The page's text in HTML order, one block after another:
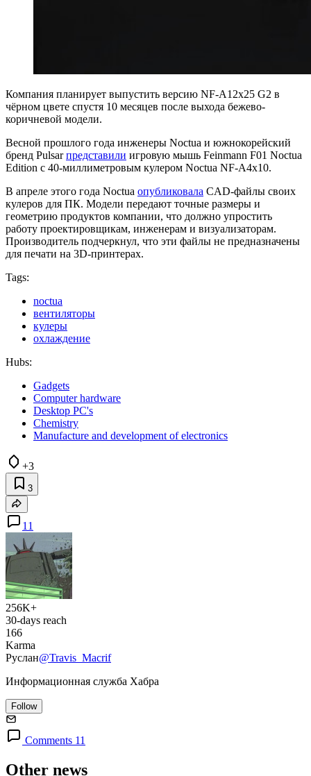
Компания планирует выпустить версию NF-A12x25 G2 в
чёрном цвете спустя 10 месяцев после выхода бежево-
коричневой модели.
Весной прошлого года инженеры Noctua и южнокорейский
бренд Pulsarпредставили игровую мышь Feinmann F01 Noctua
Edition с 40-миллиметровым кулером Noctua NF-A4x10.
В апреле этого года Noctua опубликовала CAD-файлы своих
кулеров для ПК. Модели передают точные размеры и
геометрию продуктов компании, что должно упростить
работу проектировщикам, инженерам и визуализаторам.
Производитель подчеркнул, что эти файлы не предназначены
для печати на 3D-принтерах.
Tags:
noctua
вентиляторы
кулеры
охлаждение
Hubs:
Gadgets
Computer hardware
Desktop PC's
Chemistry
Manufacture and development of electronics
+3
3
11
256K+
30-days reach
166
Karma
Руслан@Travis_Macrif
Информационная служба Хабра
Follow
Comments 11
Other news